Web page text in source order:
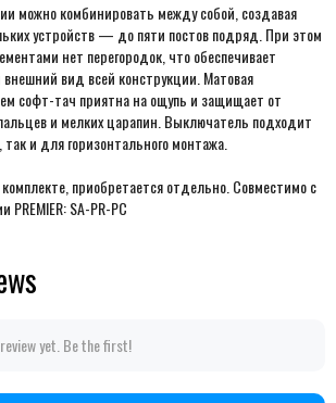
можно комбинировать между собой, создавая
устройств — до пяти постов подряд. При этом
нет перегородок, что обеспечивает
вид всей конструкции. Матовая
софт-тач приятна на ощупь и защищает от
и мелких царапин. Выключатель подходит
и для горизонтального монтажа.
приобретается отдельно. Совместимо с
SA-PR-PC
yet. Be the first!